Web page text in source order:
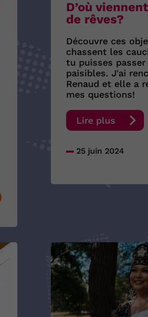
D’où
de rêves?
Découvre ces
chassent les
tu puisses
paisibles. J'ai
Renaud et elle a
mes questions!
Lire plus
25 juin 2024